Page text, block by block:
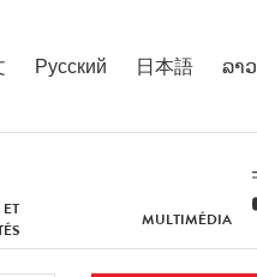
Русский 日本語 ລາວ
MULTIMÉDIA